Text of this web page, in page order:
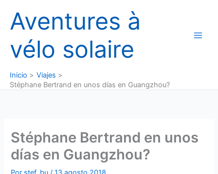
contenido
Aventures à
vélo solaire
Inicio
Viajes
Stéphane Bertrand en unos días en Guangzhou?
Stéphane Bertrand en unos
días en Guangzhou?